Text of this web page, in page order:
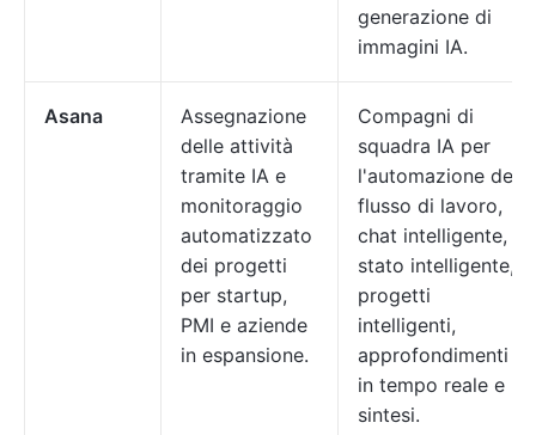
generazione di
immagini IA.
Asana
Assegnazione
delle attività
tramite IA e
monitoraggio
automatizzato
dei progetti
per startup,
PMI e aziende
in espansione.
Compagni di
squadra IA per
l'automazione del
flusso di lavoro,
chat intelligente,
stato intelligente,
progetti
intelligenti,
approfondimenti
in tempo reale e
sintesi.